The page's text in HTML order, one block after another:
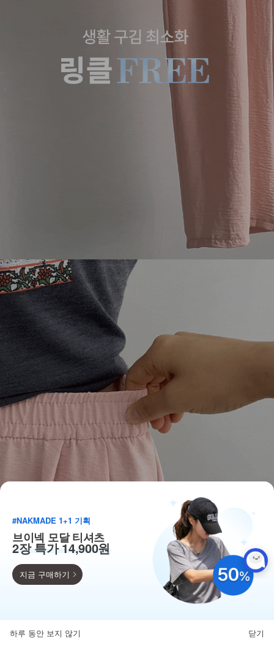
득템찬스
#NAKMADE 1+1 기획
브이넥 모달 티셔츠
2장 특가 14,900원
지금 구매하기
하루 동안 보지 않기 닫기
뒤로가기 카테고리 마이페이지